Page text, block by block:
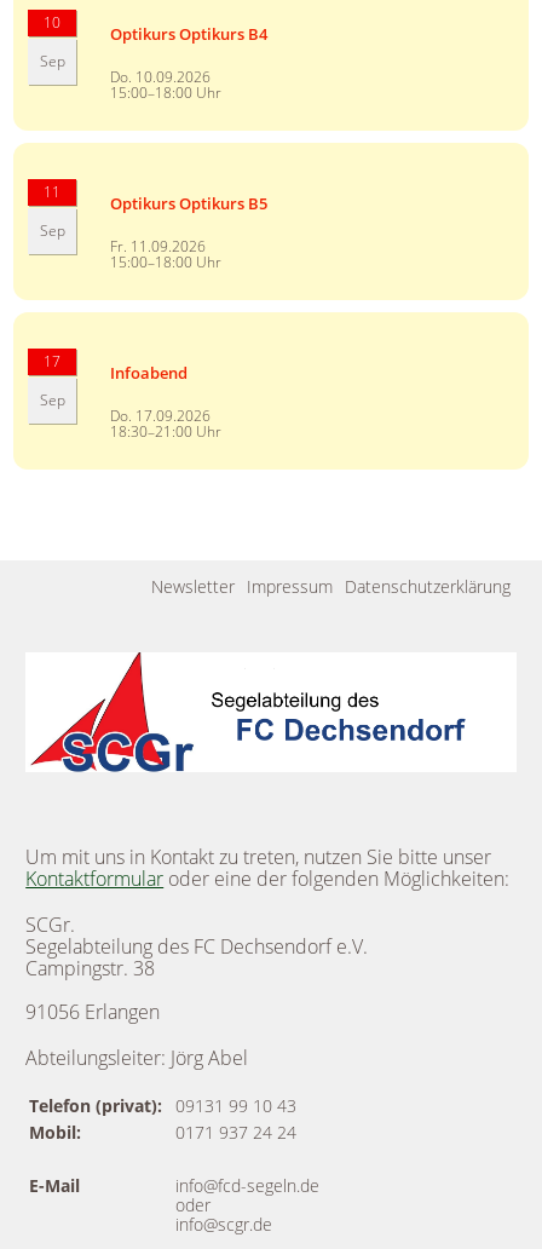
10
Sep
Optikurs Optikurs B4
Do. 10.09.2026
15:00–18:00 Uhr
11
Sep
Optikurs Optikurs B5
Fr. 11.09.2026
15:00–18:00 Uhr
17
Sep
Infoabend
Do. 17.09.2026
18:30–21:00 Uhr
Newsletter Impressum Datenschutzerklärung
Um mit uns in Kontakt zu treten, nutzen Sie bitte unser
Kontaktformular oder eine der folgenden Möglichkeiten:
SCGr.
Segelabteilung des FC Dechsendorf e.V.
Campingstr. 38
91056 Erlangen
Abteilungsleiter: Jörg Abel
Telefon (privat):
09131 99 10 43
Mobil:
0171 937 24 24
E-Mail
info@fcd-segeln.de
oder
info@scgr.de